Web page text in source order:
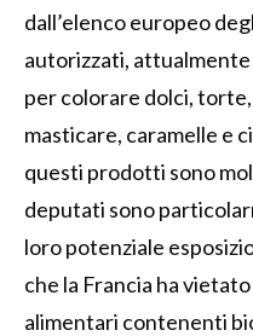
dall’elenco europeo
autorizzati,
per colorare dolci,
masticare, caramelle e
questi prodotti sono
deputati sono
loro potenziale
che la Francia ha
alimentari contenenti